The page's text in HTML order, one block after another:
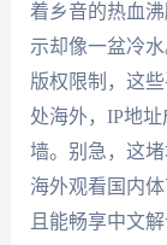
着乡音的热血
示却像一盆冷
版权限制，这
处海外，IP地
墙。别急，这
海外观看国内
且能畅享中文